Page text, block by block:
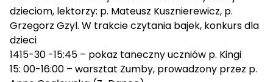
dzieciom, lektorzy: p. Mateusz Kusznierewicz, p.
Grzegorz Gzyl. W trakcie czytania bajek, konkurs dla
dzieci
1415-30 -15:45 – pokaz taneczny uczniów p. Kingi
15: 00-16:00 – warsztat Zumby, prowadzony przez p.